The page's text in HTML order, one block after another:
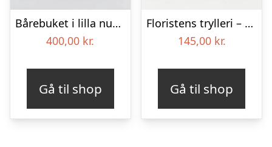
Bårebuket i lilla nuancer – Blomster til begravelse
400,00 kr.
Gå til shop
Floristens trylleri – gravpynt – Blomster til begravelse
145,00 kr.
Gå til shop